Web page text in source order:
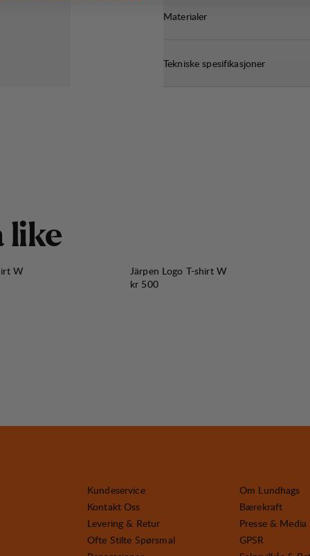
Materialer
Tekniske spesifikasjoner
like
W
Järpen Logo T-shirt W
Pris:
kr 500
Kundeservice
Kontakt Oss
Levering & Retur
Ofte Stilte Spørsmal
Om Lundhags
Bærekraft
Presse & Media
GPSR